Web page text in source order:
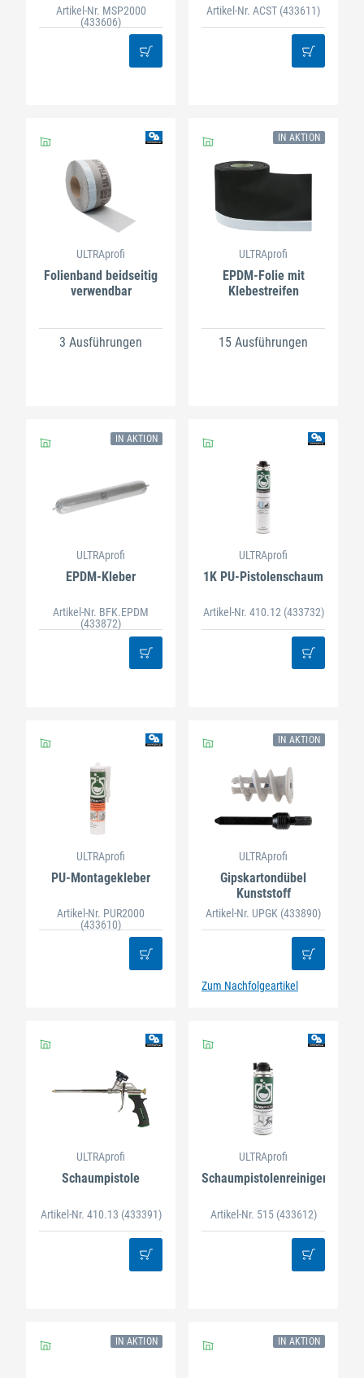
Artikel-Nr. MSP2000
(433606)
Artikel-Nr. ACST (433611)
ULTRAprofi
Folienband beidseitig
verwendbar
3 Ausführungen
IN AKTION
ULTRAprofi
EPDM-Folie mit
Klebestreifen
15 Ausführungen
IN AKTION
ULTRAprofi
EPDM-Kleber
Artikel-Nr. BFK.EPDM
(433872)
ULTRAprofi
1K PU-Pistolenschaum
Artikel-Nr. 410.12 (433732)
ULTRAprofi
PU-Montagekleber
Artikel-Nr. PUR2000
(433610)
IN AKTION
ULTRAprofi
Gipskartondübel
Kunststoff
Artikel-Nr. UPGK (433890)
Zum Nachfolgeartikel
ULTRAprofi
Schaumpistole
Artikel-Nr. 410.13 (433391)
ULTRAprofi
Schaumpistolenreiniger
Artikel-Nr. 515 (433612)
IN AKTION IN AKTION